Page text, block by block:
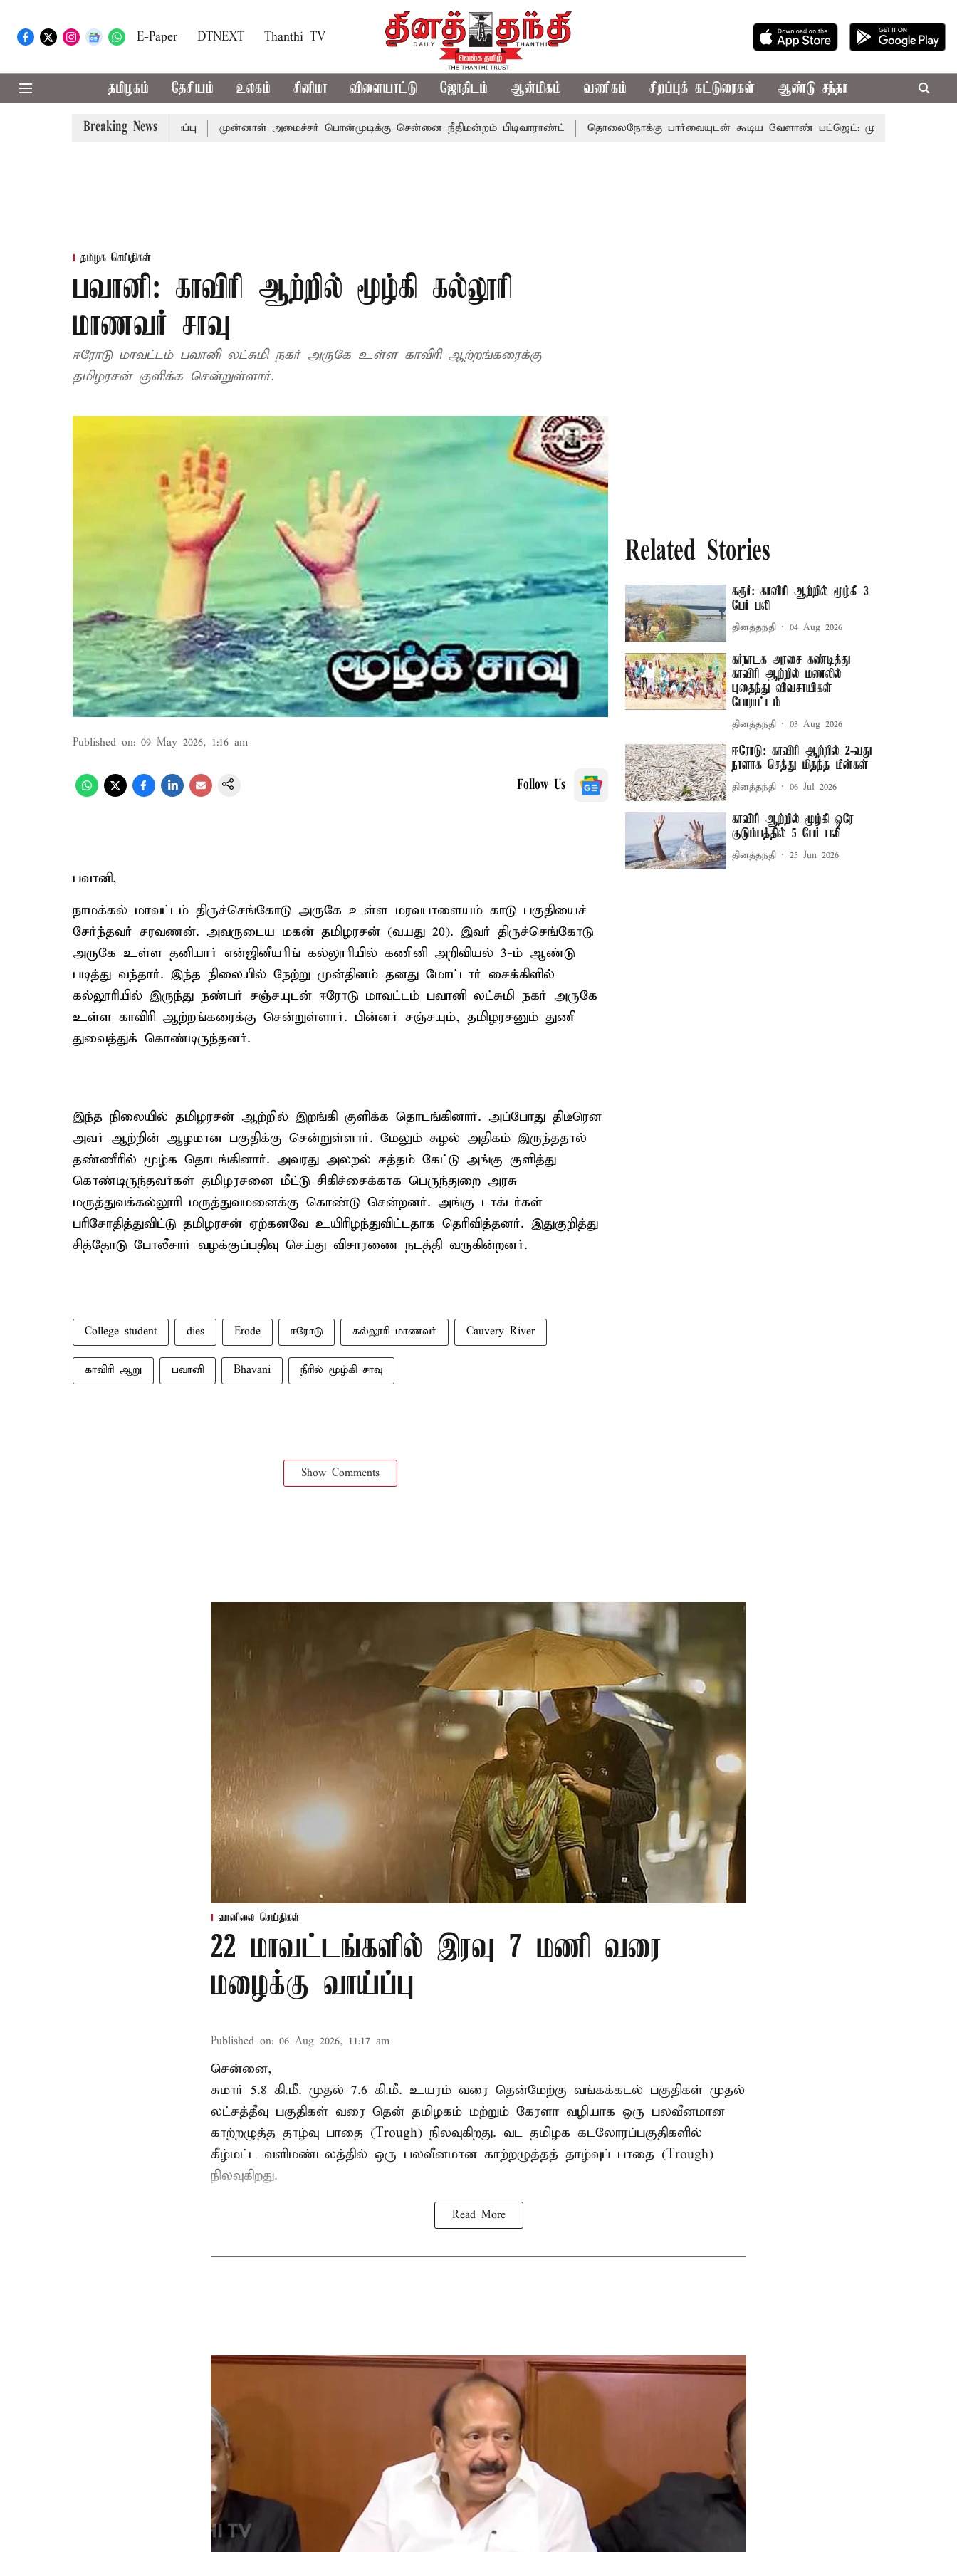
E-Paper DTNEXT Thanthi TV
தமிழகம் தேசியம் உலகம் சினிமா விளையாட்டு ஜோதிடம் ஆன்மிகம் வணிகம் சிறப்புக் கட்டுரைகள் ஆண்டு சந்தா
Breaking News
அமைச்சர் விஜய் அழைப்பு முன்னாள் அமைச்சர் பொன்முடிக்கு சென்னை நீதிமன்றம் பிடிவாராண்ட் தொலைநோக்கு பார்வையுடன் கூடிய வேளாண் பட்ஜெட்: முதல்-அமைச்சர் விஜய்
தமிழக செய்திகள்
பவானி: காவிரி ஆற்றில் மூழ்கி கல்லூரி
மாணவர் சாவு
ஈரோடு மாவட்டம் பவானி லட்சுமி நகர் அருகே உள்ள காவிரி ஆற்றங்கரைக்கு
தமிழரசன் குளிக்க சென்றுள்ளார்.
Published on: 09 May 2026, 1:16 am
Follow Us
பவானி,
நாமக்கல் மாவட்டம் திருச்செங்கோடு அருகே உள்ள மரவபாளையம் காடு பகுதியைச்
சேர்ந்தவர் சரவணன். அவருடைய மகன் தமிழரசன் (வயது 20). இவர் திருச்செங்கோடு
அருகே உள்ள தனியார் என்ஜினீயரிங் கல்லூரியில் கணினி அறிவியல் 3-ம் ஆண்டு
படித்து வந்தார். இந்த நிலையில் நேற்று முன்தினம் தனது மோட்டார் சைக்கிளில்
கல்லூரியில் இருந்து நண்பர் சஞ்சயுடன் ஈரோடு மாவட்டம் பவானி லட்சுமி நகர் அருகே
உள்ள காவிரி ஆற்றங்கரைக்கு சென்றுள்ளார். பின்னர் சஞ்சயும், தமிழரசனும் துணி
துவைத்துக் கொண்டிருந்தனர்.
இந்த நிலையில் தமிழரசன் ஆற்றில் இறங்கி குளிக்க தொடங்கினார். அப்போது திடீரென
அவர் ஆற்றின் ஆழமான பகுதிக்கு சென்றுள்ளார். மேலும் சுழல் அதிகம் இருந்ததால்
தண்ணீரில் மூழ்க தொடங்கினார். அவரது அலறல் சத்தம் கேட்டு அங்கு குளித்து
கொண்டிருந்தவர்கள் தமிழரசனை மீட்டு சிகிச்சைக்காக பெருந்துறை அரசு
மருத்துவக்கல்லூரி மருத்துவமனைக்கு கொண்டு சென்றனர். அங்கு டாக்டர்கள்
பரிசோதித்துவிட்டு தமிழரசன் ஏற்கனவே உயிரிழந்துவிட்டதாக தெரிவித்தனர். இதுகுறித்து
சித்தோடு போலீசார் வழக்குப்பதிவு செய்து விசாரணை நடத்தி வருகின்றனர்.
College student dies Erode ஈரோடு கல்லூரி மாணவர் Cauvery River
காவிரி ஆறு பவானி Bhavani நீரில் மூழ்கி சாவு
Show Comments
Related Stories
கரூர்: காவிரி ஆற்றில் மூழ்கி 3
பேர் பலி
தினத்தந்தி 04 Aug 2026
கர்நாடக அரசை கண்டித்து
காவிரி ஆற்றில் மணலில்
புதைந்து விவசாயிகள்
போராட்டம்
தினத்தந்தி 03 Aug 2026
ஈரோடு: காவிரி ஆற்றில் 2-வது
நாளாக செத்து மிதந்த மீன்கள்
தினத்தந்தி 06 Jul 2026
காவிரி ஆற்றில் மூழ்கி ஒரே
குடும்பத்தில் 5 பேர் பலி
தினத்தந்தி 25 Jun 2026
வானிலை செய்திகள்
22 மாவட்டங்களில் இரவு 7 மணி வரை
மழைக்கு வாய்ப்பு
Published on: 06 Aug 2026, 11:17 am
சென்னை,
சுமார் 5.8 கி.மீ. முதல் 7.6 கி.மீ. உயரம் வரை தென்மேற்கு வங்கக்கடல் பகுதிகள் முதல்
லட்சத்தீவு பகுதிகள் வரை தென் தமிழகம் மற்றும் கேரளா வழியாக ஒரு பலவீனமான
காற்றழுத்த தாழ்வு பாதை (Trough) நிலவுகிறது. வட தமிழக கடலோரப்பகுதிகளில்
கீழ்மட்ட வளிமண்டலத்தில் ஒரு பலவீனமான காற்றழுத்தத் தாழ்வுப் பாதை (Trough)
நிலவுகிறது.
Read More